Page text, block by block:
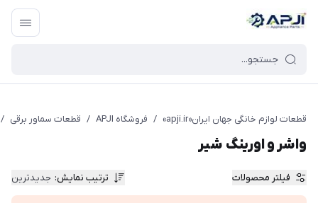
قطعات یدکی و جانبی لوازم خانگی جهان ایران
قطعات لوازم خانگی جهان ایران«apji.ir» / فروشگاه APJI / قطعات سماور برقی /
واشر و اورینگ شیر
فیلتر محصولات ترتیب نمایش: جدیدترین